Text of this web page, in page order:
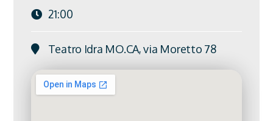
21:00
Teatro Idra MO.CA, via Moretto 78